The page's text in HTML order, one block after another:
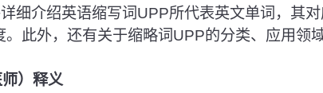
细介绍英语缩写词UPP所代表英文单词，其
此外，还有关于缩略词UPP的分类、应用领
）释义